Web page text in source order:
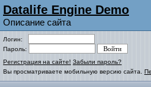
Datalife Engine Demo
Описание сайта
Логин:
Пароль:
Регистрация на сайте! Забыли пароль?
Вы просматриваете мобильную версию сайта.